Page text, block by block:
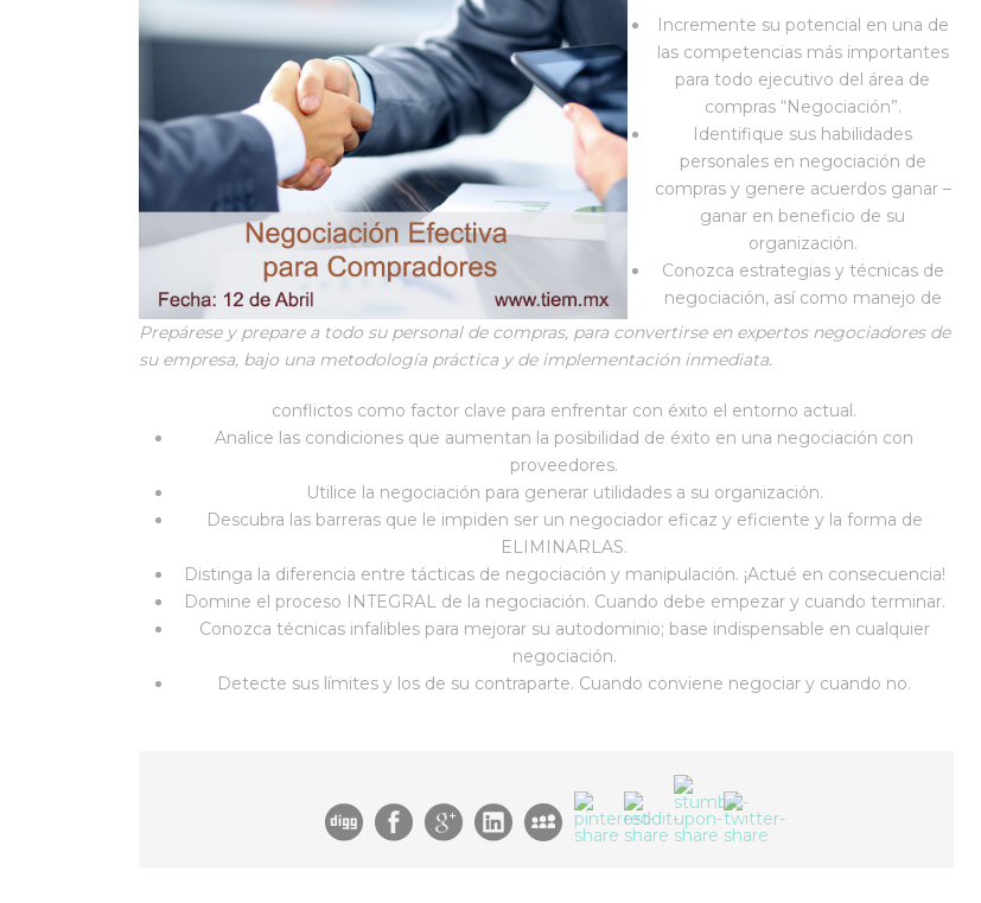
Prepárese y prepare a todo su personal de compras, para convertirse en expertos negociadores de
su empresa, bajo una metodología práctica y de implementación inmediata.
Incremente su potencial en una de
las competencias más importantes
para todo ejecutivo del área de
compras “Negociación”.
Identifique sus habilidades
personales en negociación de
compras y genere acuerdos ganar –
ganar en beneficio de su
organización.
Conozca estrategias y técnicas de
negociación, así como manejo de
conflictos como factor clave para enfrentar con éxito el entorno actual.
Analice las condiciones que aumentan la posibilidad de éxito en una negociación con
proveedores.
Utilice la negociación para generar utilidades a su organización.
Descubra las barreras que le impiden ser un negociador eficaz y eficiente y la forma de
ELIMINARLAS.
Distinga la diferencia entre tácticas de negociación y manipulación. ¡Actué en consecuencia!
Domine el proceso INTEGRAL de la negociación. Cuando debe empezar y cuando terminar.
Conozca técnicas infalibles para mejorar su autodominio; base indispensable en cualquier
negociación.
Detecte sus límites y los de su contraparte. Cuando conviene negociar y cuando no.